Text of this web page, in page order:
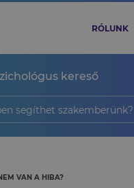
RÓLUNK
kereső
segíthet szakemberünk?
VAN A HIBA?